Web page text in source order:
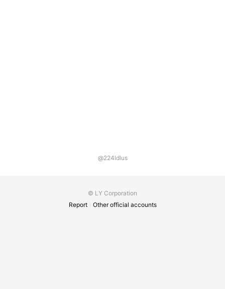
@224ldlus
© LY Corporation
Report
Other official accounts